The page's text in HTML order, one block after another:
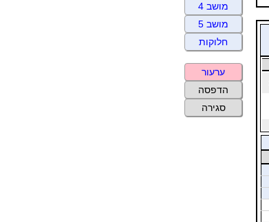
מושב 4
מושב 5
חלוקות
ערעור
הדפסה
סגירה